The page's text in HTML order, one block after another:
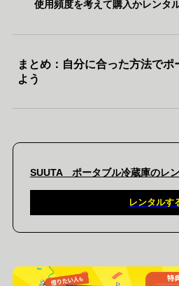
使用頻度を考えて購入かレンタ
まとめ：自分に合った方法でポ
よう
SUUTA ポータブル冷蔵庫のレ
レンタルす